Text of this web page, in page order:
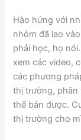
Hào hứng với
nhóm đã lao
phải học, họ
xem các video,
các phương
thị trường, phân
thể bán được.
thị trường cho